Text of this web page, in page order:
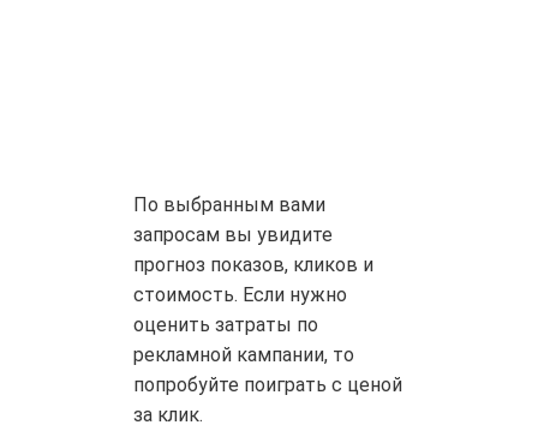
По выбранным вами
запросам вы увидите
прогноз показов, кликов и
стоимость. Если нужно
оценить затраты по
рекламной кампании, то
попробуйте поиграть с ценой
за клик.